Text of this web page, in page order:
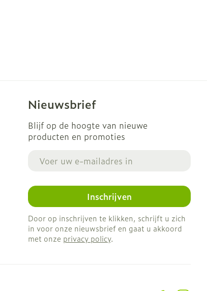
Nieuwsbrief
Blijf op de hoogte van nieuwe
producten en promoties
Inschrijven
Door op inschrijven te klikken, schrijft u zich
in voor onze nieuwsbrief en gaat u akkoord
met onze privacy policy.